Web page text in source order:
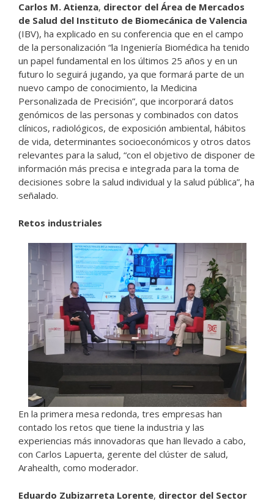
Carlos M. Atienza, director del Área de Mercados
de Salud del Instituto de Biomecánica de Valencia
(IBV), ha explicado en su conferencia que en el campo
de la personalización “la Ingeniería Biomédica ha tenido
un papel fundamental en los últimos 25 años y en un
futuro lo seguirá jugando, ya que formará parte de un
nuevo campo de conocimiento, la Medicina
Personalizada de Precisión”, que incorporará datos
genómicos de las personas y combinados con datos
clínicos, radiológicos, de exposición ambiental, hábitos
de vida, determinantes socioeconómicos y otros datos
relevantes para la salud, “con el objetivo de disponer de
información más precisa e integrada para la toma de
decisiones sobre la salud individual y la salud pública”, ha
señalado.
Retos industriales
En la primera mesa redonda, tres empresas han
contado los retos que tiene la industria y las
experiencias más innovadoras que han llevado a cabo,
con Carlos Lapuerta, gerente del clúster de salud,
Arahealth, como moderador.
Eduardo Zubizarreta Lorente, director del Sector